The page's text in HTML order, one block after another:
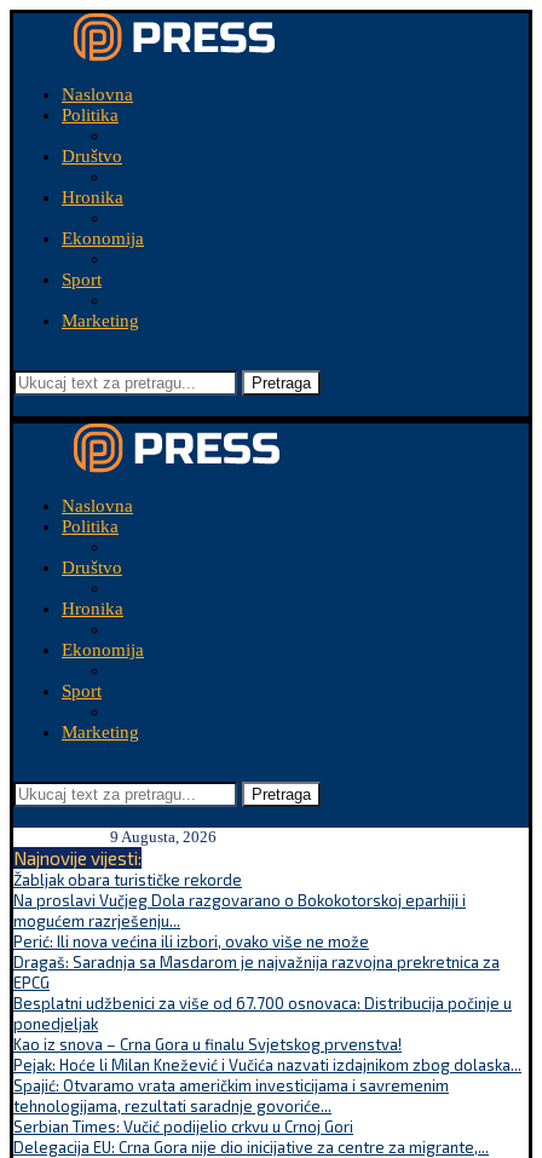
Naslovna
Politika
Društvo
Hronika
Ekonomija
Sport
Marketing
Pretraga
Naslovna
Politika
Društvo
Hronika
Ekonomija
Sport
Marketing
Pretraga
9 Augusta, 2026
Najnovije vijesti:
Žabljak obara turističke rekorde
Na proslavi Vučjeg Dola razgovarano o Bokokotorskoj eparhiji i
mogućem razrješenju...
Perić: Ili nova većina ili izbori, ovako više ne može
Dragaš: Saradnja sa Masdarom je najvažnija razvojna prekretnica za
EPCG
Besplatni udžbenici za više od 67.700 osnovaca: Distribucija počinje u
ponedjeljak
Kao iz snova – Crna Gora u finalu Svjetskog prvenstva!
Pejak: Hoće li Milan Knežević i Vučića nazvati izdajnikom zbog dolaska...
Spajić: Otvaramo vrata američkim investicijama i savremenim
tehnologijama, rezultati saradnje govoriće...
Serbian Times: Vučić podijelio crkvu u Crnoj Gori
Delegacija EU: Crna Gora nije dio inicijative za centre za migrante,...